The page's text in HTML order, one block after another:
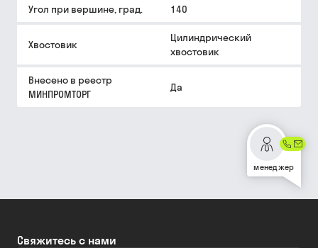
Угол при вершине, град. 140
Хвостовик
Цилиндрический
хвостовик
Внесено в реестр
МИНПРОМТОРГ
Да
менеджер
Свяжитесь с нами